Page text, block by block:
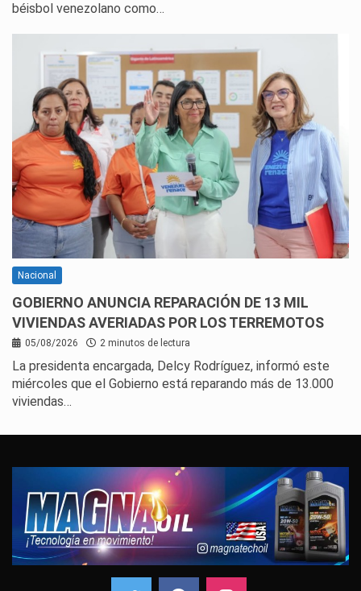
béisbol venezolano como…
Nacional
GOBIERNO ANUNCIA REPARACIÓN DE 13 MIL
VIVIENDAS AVERIADAS POR LOS TERREMOTOS
05/08/2026 2 minutos de lectura
La presidenta encargada, Delcy Rodríguez, informó este
miércoles que el Gobierno está reparando más de 13.000
viviendas…